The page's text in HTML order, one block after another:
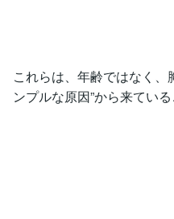
これらは、年齢ではなく、
ンプルな原因”から来てい